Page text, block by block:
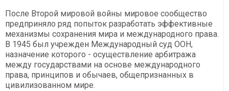
После Второй мировой войны мировое сообщество
предприняло ряд попыток разработать эффективные
механизмы сохранения мира и международного права.
В 1945 был учрежден Международный суд ООН,
назначение которого - осуществление арбитража
между государствами на основе международного
права, принципов и обычаев, общепризнанных в
цивилизованном мире.